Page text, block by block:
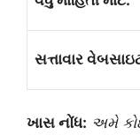
સત્તાવાર
ખાસ નોંધ: અમે